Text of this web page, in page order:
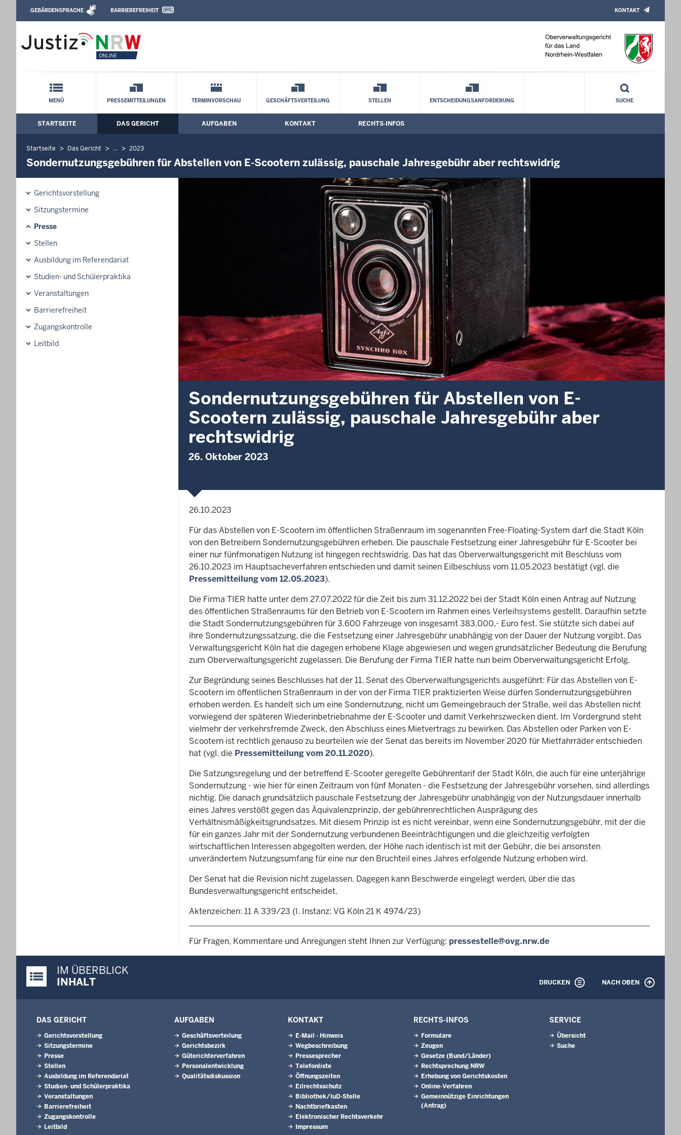
Oberverwaltungsgericht für das Land Nordrhein-Westfalen: Sondernutzungsgebühren für Abstellen von E-Scootern
zulässig, pauschale Jahresgebühr aber rechtswidrig
Direkt zum Inhalt
Leichte Sprache, Gebärdensprachenvideo und Kontaktformular
GEBÄRDENSPRACHE BARRIEREFREIHEIT KONTAKT
Schnellnavigation mit Volltext-Suche
MENÜ PRESSEMITTEILUNGEN TERMINVORSCHAU GESCHÄFTSVERTEILUNG STELLEN ENTSCHEIDUNGSANFORDERUNG SUCHE
Hauptmenü: Hauptnavigation
STARTSEITE DAS GERICHT AUFGABEN KONTAKT RECHTS-INFOS
Startseite Das Gericht ... 2023
Sondernutzungsgebühren für Abstellen von E-Scootern zulässig, pauschale Jahresgebühr aber rechtswidrig
Gerichtsvorstellung
Sitzungstermine
Presse
Stellen
Ausbildung im Referendariat
Studien- und Schülerpraktika
Veranstaltungen
Barrierefreiheit
Zugangskontrolle
Leitbild
Sondernutzungsgebühren für Abstellen von E-
Scootern zulässig, pauschale Jahresgebühr aber
rechtswidrig
26. Oktober 2023
26.10.2023
Für das Abstellen von E-Scootern im öffentlichen Straßenraum im sogenannten Free-Floating-System darf die Stadt Köln
von den Betreibern Sondernutzungsgebüh­ren erheben. Die pauschale Festsetzung einer Jahresgebühr für E-Scooter bei
einer nur fünfmonatigen Nutzung ist hingegen rechtswidrig. Das hat das Oberverwaltungs­gericht mit Beschluss vom
26.10.2023 im Hauptsacheverfahren entschieden und damit seinen Eilbeschluss vom 11.05.2023 bestätigt (vgl. die
Pressemitteilung vom 12.05.2023).
Die Firma TIER hatte unter dem 27.07.2022 für die Zeit bis zum 31.12.2022 bei der Stadt Köln einen Antrag auf Nutzung
des öffentlichen Straßenraums für den Betrieb von E-Scootern im Rahmen eines Verleihsystems gestellt. Daraufhin setzte
die Stadt Sondernutzungsgebühren für 3.600 Fahrzeuge von insgesamt 383.000,- Euro fest. Sie stützte sich dabei auf
ihre Sondernutzungssatzung, die die Festsetzung einer Jahresgebühr unabhängig von der Dauer der Nutzung vorgibt. Das
Verwaltungsge­richt Köln hat die dagegen erhobene Klage abgewiesen und wegen grundsätzlicher Bedeutung die Berufung
zum Oberverwaltungsgericht zugelassen. Die Berufung der Firma TIER hatte nun beim Oberverwaltungsgericht Erfolg.
Zur Begründung seines Beschlusses hat der 11. Senat des Oberverwaltungsgerichts ausgeführt: Für das Abstellen von E-
Scootern im öffentlichen Straßenraum in der von der Firma TIER praktizierten Weise dürfen Sondernutzungsgebühren
erhoben wer­den. Es handelt sich um eine Sondernutzung, nicht um Gemeingebrauch der Straße, weil das Abstellen nicht
vorwiegend der späteren Wiederinbetriebnahme der E-Scoo­ter und damit Verkehrszwecken dient. Im Vordergrund steht
vielmehr der verkehrs­fremde Zweck, den Abschluss eines Mietvertrags zu bewirken. Das Abstellen oder Parken von E-
Scootern ist rechtlich genauso zu beurteilen wie der Senat das bereits im November 2020 für Mietfahrräder entschieden
hat (vgl. die Pressemitteilung vom 20.11.2020).
Die Satzungsregelung und der betreffend E-Scooter geregelte Gebührentarif der Stadt Köln, die auch für eine unterjährige
Sondernutzung - wie hier für einen Zeit­raum von fünf Monaten - die Festsetzung der Jahresgebühr vorsehen, sind allerdings
nichtig. Die danach grundsätzlich pauschale Festsetzung der Jahresgebühr unab­hängig von der Nutzungsdauer innerhalb
eines Jahres verstößt gegen das Äquiva­lenzprinzip, der gebührenrechtlichen Ausprägung des
Verhältnismäßigkeitsgrundsat­zes. Mit diesem Prinzip ist es nicht vereinbar, wenn eine Sondernutzungsgebühr, mit der die
für ein ganzes Jahr mit der Sondernutzung verbundenen Beeinträchtigungen und die gleichzeitig verfolgten
wirtschaftlichen Interessen abgegolten werden, der Höhe nach identisch ist mit der Gebühr, die bei ansonsten
unverändertem Nutzungs­umfang für eine nur den Bruchteil eines Jahres erfolgende Nutzung erhoben wird.
Der Senat hat die Revision nicht zugelassen. Dagegen kann Beschwerde eingelegt werden, über die das
Bundesverwaltungsgericht entscheidet.
Aktenzeichen: 11 A 339/23 (I. Instanz: VG Köln 21 K 4974/23)
Für Fragen, Kommentare und Anregungen steht Ihnen zur Verfügung: pressestelle@ovg.nrw.de
Justiz-Portal im Überblick:
IM ÜBERBLICK
INHALT
DRUCKEN NACH OBEN
DAS GERICHT
Gerichtsvorstellung
Sitzungstermine
Presse
Stellen
Ausbildung im Referendariat
Studien- und Schülerpraktika
Veranstaltungen
Barrierefreiheit
Zugangskontrolle
Leitbild
AUFGABEN
Geschäftsverteilung
Gerichtsbezirk
Güterichterverfahren
Personalentwicklung
Qualitätsdiskussion
KONTAKT
E-Mail - Hinweis
Wegbeschreibung
Pressesprecher
Telefonliste
Öffnungszeiten
Eilrechtsschutz
Bibliothek/IuD-Stelle
Nachtbriefkasten
Elektronischer Rechtsverkehr
Impressum
RECHTS-INFOS
Formulare
Zeugen
Gesetze (Bund/Länder)
Rechtsprechung NRW
Erhebung von Gerichtskosten
Online-Verfahren
Gemeinnützige Einrichtungen
(Antrag)
SERVICE
Übersicht
Suche